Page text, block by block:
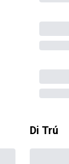
Di Trú